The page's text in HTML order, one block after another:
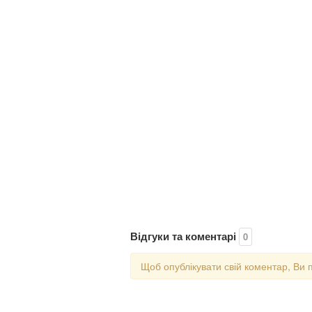
Відгуки та коментарі 0
Щоб опублікувати свій коментар, Ви